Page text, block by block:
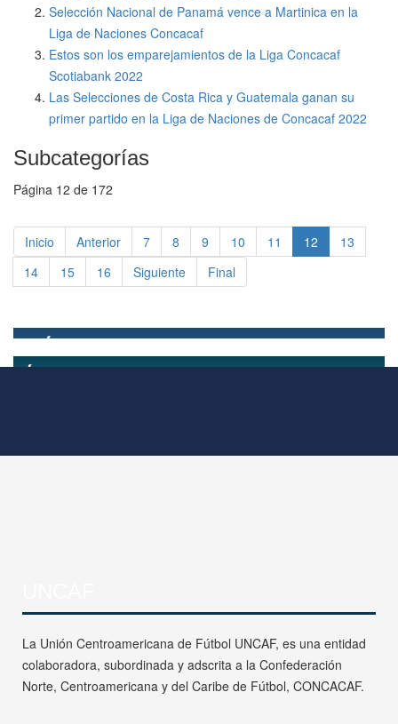
Selección Nacional de Panamá vence a Martinica en la
Liga de Naciones Concacaf
Estos son los emparejamientos de la Liga Concacaf
Scotiabank 2022
Las Selecciones de Costa Rica y Guatemala ganan su
primer partido en la Liga de Naciones de Concacaf 2022
Subcategorías
Página 12 de 172
Inicio Anterior 7 8 9 10 11 12
13
14
15 16 Siguiente Final
La Unión Centroamericana de Fútbol UNCAF, es una entidad
colaboradora, subordinada y adscrita a la Confederación
Norte, Centroamericana y del Caribe de Fútbol, CONCACAF.